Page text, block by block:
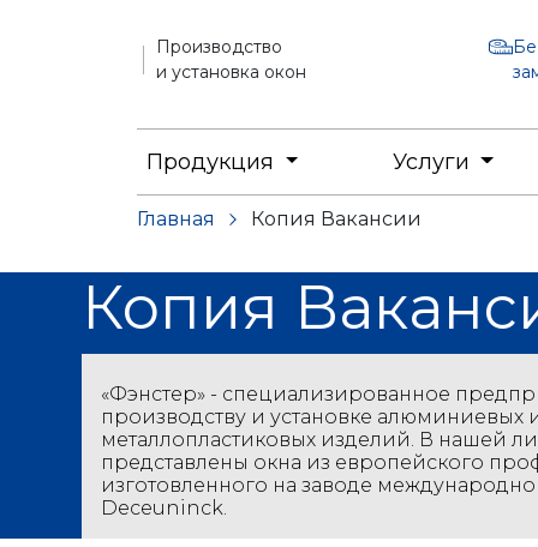
Производство
и установка окон
Продукция Услуги
Главная Копия Вакансии
Копия
«Фэнстер» - специализированное
производству и установке алюминиевых
металлопластиковых изделий. В нашей
представлены окна из европейского
изготовленного на заводе
Deceuninck.